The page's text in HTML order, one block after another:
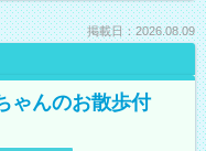
掲載日：2026.08.09
ゃんのお散歩付